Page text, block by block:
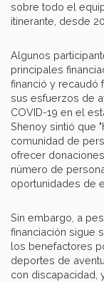
sobre todo el
itinerante, desde
Algunos
principales
financió y recaudó
sus esfuerzos de
COVID-19 en el
Shenoy sintió que
comunidad de
ofrecer
número de
oportunidades de
Sin embargo, a
financiación sigue
los benefactores
deportes de
con discapacidad,